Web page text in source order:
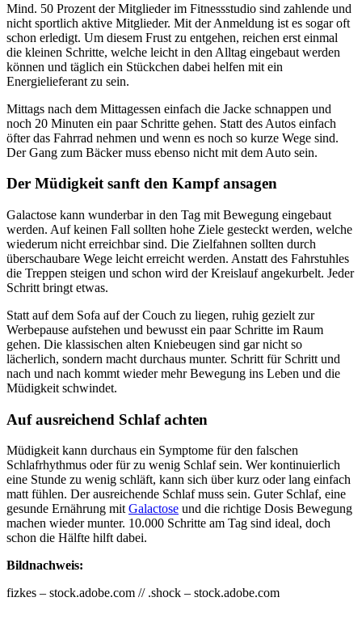
Mind. 50 Prozent der Mitglieder im Fitnessstudio sind zahlende und
nicht sportlich aktive Mitglieder. Mit der Anmeldung ist es sogar oft
schon erledigt. Um diesem Frust zu entgehen, reichen erst einmal
die kleinen Schritte, welche leicht in den Alltag eingebaut werden
können und täglich ein Stückchen dabei helfen mit ein
Energielieferant zu sein.
Mittags nach dem Mittagessen einfach die Jacke schnappen und
noch 20 Minuten ein paar Schritte gehen. Statt des Autos einfach
öfter das Fahrrad nehmen und wenn es noch so kurze Wege sind.
Der Gang zum Bäcker muss ebenso nicht mit dem Auto sein.
Der Müdigkeit sanft den Kampf ansagen
Galactose kann wunderbar in den Tag mit Bewegung eingebaut
werden. Auf keinen Fall sollten hohe Ziele gesteckt werden, welche
wiederum nicht erreichbar sind. Die Zielfahnen sollten durch
überschaubare Wege leicht erreicht werden. Anstatt des Fahrstuhles
die Treppen steigen und schon wird der Kreislauf angekurbelt. Jeder
Schritt bringt etwas.
Statt auf dem Sofa auf der Couch zu liegen, ruhig gezielt zur
Werbepause aufstehen und bewusst ein paar Schritte im Raum
gehen. Die klassischen alten Kniebeugen sind gar nicht so
lächerlich, sondern macht durchaus munter. Schritt für Schritt und
nach und nach kommt wieder mehr Bewegung ins Leben und die
Müdigkeit schwindet.
Auf ausreichend Schlaf achten
Müdigkeit kann durchaus ein Symptome für den falschen
Schlafrhythmus oder für zu wenig Schlaf sein. Wer kontinuierlich
eine Stunde zu wenig schläft, kann sich über kurz oder lang einfach
matt fühlen. Der ausreichende Schlaf muss sein. Guter Schlaf, eine
gesunde Ernährung mit Galactose und die richtige Dosis Bewegung
machen wieder munter. 10.000 Schritte am Tag sind ideal, doch
schon die Hälfte hilft dabei.
Bildnachweis:
fizkes – stock.adobe.com // .shock – stock.adobe.com